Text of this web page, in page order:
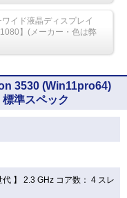
イド液晶ディスプレイ
】(メーカー・色は弊
3530 (Win11pro64)
準スペック
代 】 2.3 GHz コア数： 4 スレ